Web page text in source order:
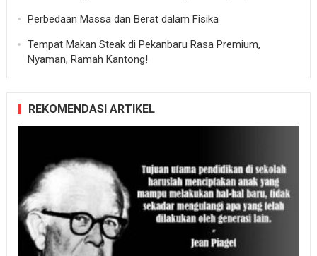
Perbedaan Massa dan Berat dalam Fisika
Tempat Makan Steak di Pekanbaru Rasa Premium,
Nyaman, Ramah Kantong!
REKOMENDASI ARTIKEL